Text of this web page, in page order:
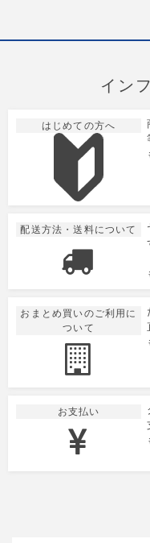
イン
はじめての方へ
配送方法・送料について
おまとめ買いのご利用に
ついて
お支払い